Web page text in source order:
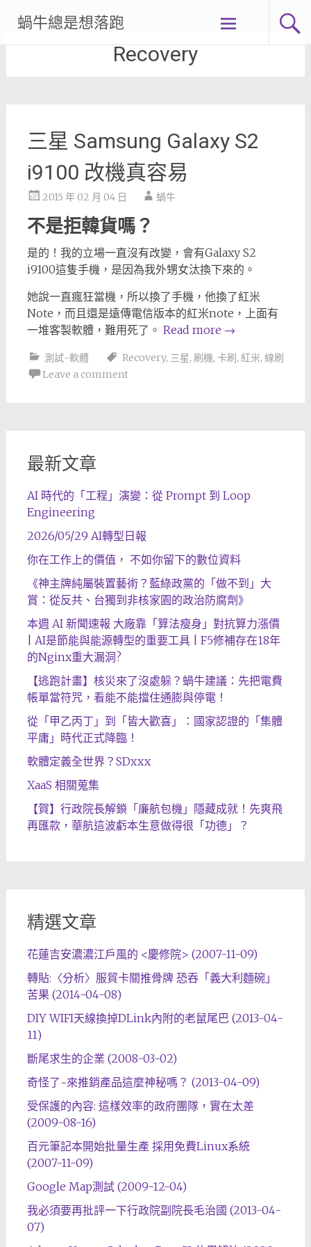
content
蝸牛總是想落跑
Recovery
三星 Samsung Galaxy S2
i9100 改機真容易
2015 年 02 月 04 日 蝸牛
不是拒韓貨嗎？
是的！我的立場一直沒有改變，會有Galaxy S2
i9100這隻手機，是因為我外甥女汰換下來的。
她說一直瘋狂當機，所以換了手機，他換了紅米
Note，而且還是遠傳電信版本的紅米note，上面有
一堆客製軟體，難用死了。 Read more →
測試-軟體 Recovery, 三星, 刷機, 卡刷, 紅米, 線刷
Leave a comment
最新文章
AI 時代的「工程」演變：從 Prompt 到 Loop
Engineering
2026/05/29 AI轉型日報
你在工作上的價值， 不如你留下的數位資料
《神主牌純屬裝置藝術？藍綠政黨的「做不到」大
賞：從反共、台獨到非核家園的政治防腐劑》
本週 AI 新聞速報 大廠靠「算法瘦身」對抗算力漲價
| AI是節能與能源轉型的重要工具 | F5修補存在18年
的Nginx重大漏洞?
【逃跑計畫】核災來了沒處躲？蝸牛建議：先把電費
帳單當符咒，看能不能擋住通膨與停電！
從「甲乙丙丁」到「皆大歡喜」：國家認證的「集體
平庸」時代正式降臨！
軟體定義全世界？SDxxx
XaaS 相關蒐集
【賀】行政院長解鎖「廉航包機」隱藏成就！先爽飛
再匯款，華航這波虧本生意做得很「功德」？
精選文章
花蓮吉安濃濃江戶風的 <慶修院> (2007-11-09)
轉貼:〈分析〉服貿卡關推骨牌 恐吞「義大利麵碗」
苦果 (2014-04-08)
DIY WIFI天線換掉DLink內附的老鼠尾巴 (2013-04-
11)
斷尾求生的企業 (2008-03-02)
奇怪了~來推銷產品這麼神秘嗎？ (2013-04-09)
受保護的內容: 這樣效率的政府團隊，實在太差
(2009-08-16)
百元筆記本開始批量生產 採用免費Linux系統
(2007-11-09)
Google Map測試 (2009-12-04)
我必須要再批評一下行政院副院長毛治國 (2013-04-
07)